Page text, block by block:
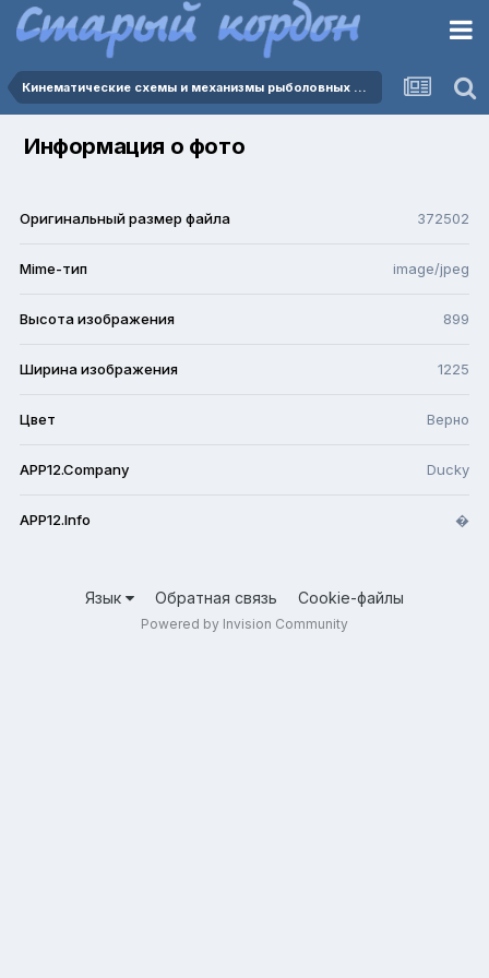
Кинематические схемы и механизмы рыболовных катушек.
Информация о фото
Оригинальный размер файла 372502
Mime-тип image/jpeg
Высота изображения 899
Ширина изображения 1225
Цвет Верно
APP12.Company Ducky
APP12.Info �
Язык Обратная связь Cookie-файлы
Powered by Invision Community